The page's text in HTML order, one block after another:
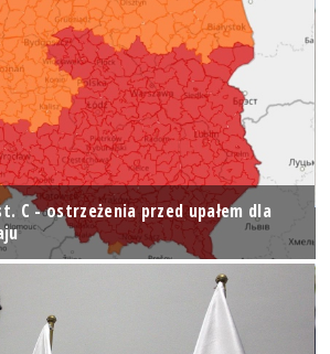
C - ostrzeżenia przed upałem dla